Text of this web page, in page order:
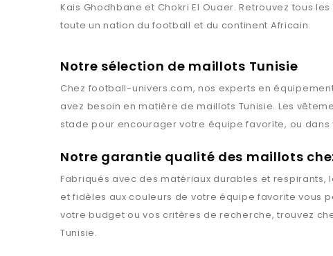
Kais Ghodhbane et Chokri El Ouaer. Retrouvez tous
toute un nation du football et du continent Africain.
Notre sélection de maillots Tunisie
Chez football-univers.com, nos experts en
avez besoin en matière de maillots Tunisie. Les
stade pour encourager votre équipe favorite, ou
Notre garantie qualité des maillots
Fabriqués avec des matériaux durables et respirants,
et fidèles aux couleurs de votre équipe favorite vous
votre budget ou vos critères de recherche, trouvez
Tunisie.